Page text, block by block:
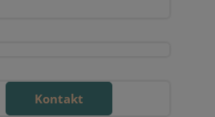
Kontakt